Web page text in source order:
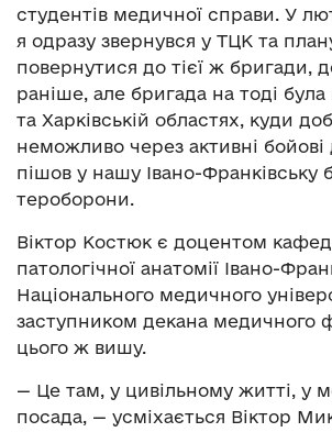
студентів медичної справи. У
я одразу звернувся у ТЦК та
повернутися до тієї ж бригади,
раніше, але бригада на тоді була
та Харківській областях, куди
неможливо через активні бойові
пішов у нашу Івано-Франківську
тероборони.
Віктор Костюк є доцентом
патологічної анатомії Івано-
Національного медичного
заступником декана медичного
цього ж вишу.
— Це там, у цивільному житті, у
посада, — усміхається Віктор